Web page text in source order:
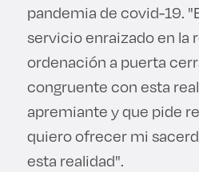
pandemia de covid-19.
servicio enraizado en la
ordenación a puerta
congruente con esta
apremiante y que pide
quiero ofrecer mi
esta realidad".